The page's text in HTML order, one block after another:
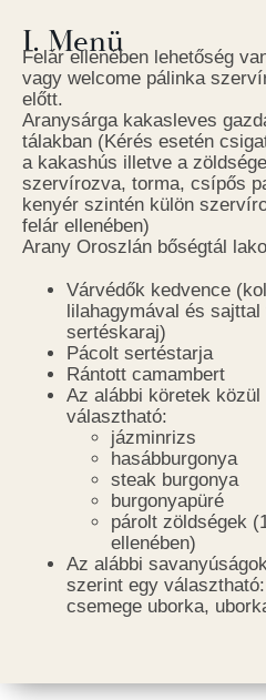
I. Menü
Felár ellenében lehetőség
vagy welcome pálinka
előtt.
Aranysárga kakasleves
tálakban (Kérés esetén
a kakashús illetve a
szervírozva, torma, csípős
kenyér szintén külön
felár ellenében)
Arany Oroszlán bőségtál
Várvédők kedvence
lilahagymával és
sertéskaraj)
Pácolt sertéstarja
Rántott camambert
Az alábbi köretek
választható:
jázminrizs
hasábburgonya
steak burgonya
burgonyapüré
párolt zöldségek
ellenében)
Az alábbi
szerint egy
csemege uborka,